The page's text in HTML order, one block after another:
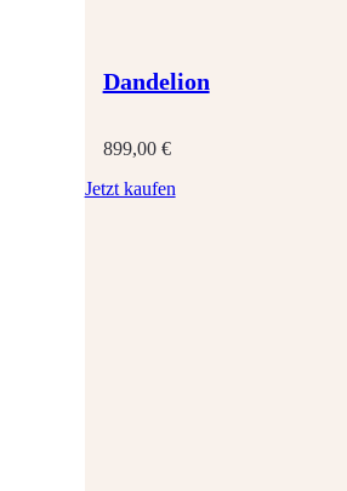
Dandelion
899,00 €
Jetzt kaufen